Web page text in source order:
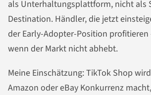
als Unterhaltungsplattform, nicht als
Destination. Händler, die jetzt
der Early-Adopter-Position
wenn der Markt nicht abhebt.
Meine Einschätzung: TikTok Shop
Amazon oder eBay Konkurrenz